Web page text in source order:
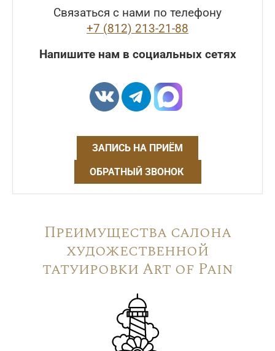
Связаться с нами по телефону
+7 (812) 213-21-88
Напишите нам в социальных сетях
ЗАПИСЬ НА ПРИЁМ
ОБРАТНЫЙ ЗВОНОК
Преимущества салона
художественной
татуировки Art of Pain